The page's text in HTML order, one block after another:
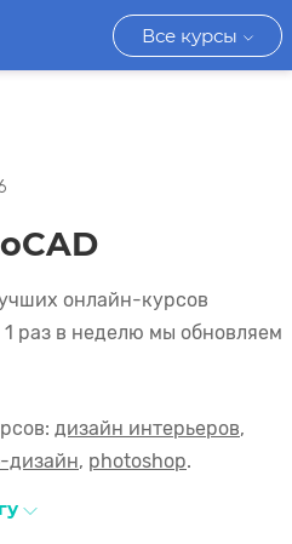
Все курсы
онлайн-курсов
раз в неделю мы обновляем
дизайн интерьеров,
дизайн, photoshop.